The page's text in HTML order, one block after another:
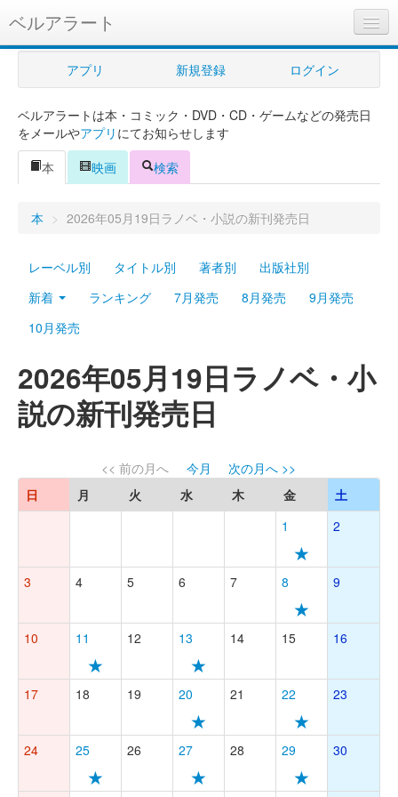
ベルアラート
ベルアラートとは
ヘルプ
新規登録
ログイン
Myシェルフ
プレミアム
アプリ 新規登録 ログイン
ベルアラートは本・コミック・DVD・CD・ゲームなどの発売日
をメールやアプリ にてお知らせします
本
映画 検索
本 > 2026年05月19日ラノベ・小説の新刊発売日
レーベル別 タイトル別 著者別
出版社別
新着
ランキング 7月発売 8月発売
9月発売
10月発売
2026年05月19日ラノベ・小
説の新刊発売日
<< 前の月へ 今月
次の月へ >>
日
月 火 水 木 金
土
1
★
2
3 4 5 6 7 8
★
9
10 11
★
12 13
★
14 15 16
17 18 19 20
★
21 22
★
23
24 25
★
26 27
★
28 29
★
30